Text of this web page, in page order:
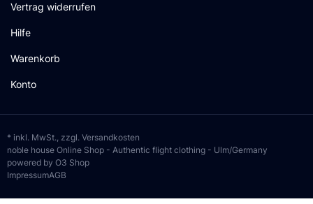
Vertrag widerrufen
Hilfe
Warenkorb
Konto
* inkl. MwSt., zzgl. Versandkosten
noble house Online Shop - Authentic flight clothing - Ulm/Germany
powered by O3 Shop
ImpressumAGB